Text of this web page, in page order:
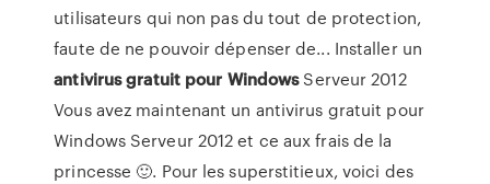
utilisateurs qui non pas du tout de protection,
faute de ne pouvoir dépenser de... Installer un
antivirusgratuit pour WindowsServeur 2012
Vous avez maintenant un antivirus gratuit pour
Windows Serveur 2012 et ce aux frais de la
princesse 🙂. Pour les superstitieux, voici des